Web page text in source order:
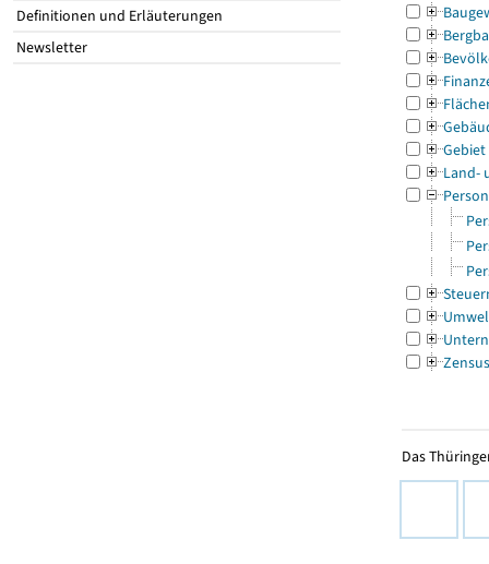
Definitionen und Erläuterungen
Newsletter
Gebiet
Land-
Zensus
Das